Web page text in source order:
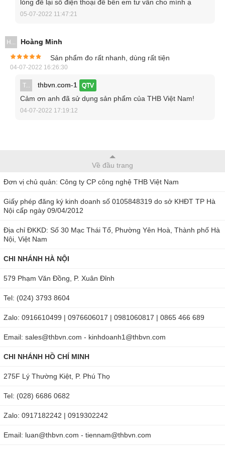
làm việc trong phòng hay đang hoạt động ngoài trời, thiết bị
này đều giúp bạn nắm bắt được nhiệt độ, độ ẩm không
đình và người thân. Hạn chế để xảy ra tình trạng say nắng
khi làm việc ngoài trời.
Ứng dụng của nhiệt ẩm kế RH25
cầm tay Extech
RH25
Để bút đo độ ẩm cầm tay RH25 hoạt động, bạn ấn khởi
động nút nguồn trên thân máy. Sau đó để máy thực hiện
Hold để lưu giữ kết quả đo trên máy.
Cách bảo quản máy đo độ ẩm, nhiệt độ Extech
Extech RH25 có độ bền cao, tuy nhiên bạn cũng cần lưu ý
lòng để lại số điện thoại để bên em tư vấn cho mình ạ
05-07-2022 11:47:21
H...
Hoàng Minh
Sản phẩm đo rất nhanh, dùng rất tiện
04-07-2022 16:26:30
T... thbvn.com-1 QTV
Cảm ơn anh đã sử dụng sản phẩm của THB Việt Nam!
04-07-2022 17:19:12
Về đầu trang
Đơn vị chủ quản: Công ty CP công nghệ THB Việt Nam
Giấy phép đăng ký kinh doanh số 0105848319 do sở KHĐT TP Hà
Nội cấp ngày 09/04/2012
Địa chỉ ĐKKD: Số 30 Mạc Thái Tổ, Phường Yên Hoà, Thành phố Hà
Nội, Việt Nam
CHI NHÁNH HÀ NỘI
579 Phạm Văn Đồng, P. Xuân Đỉnh
Tel: (024) 3793 8604
Zalo: 0916610499 | 0976606017 | 0981060817 | 0865 466 689
Email: sales@thbvn.com - kinhdoanh1@thbvn.com
CHI NHÁNH HỒ CHÍ MINH
275F Lý Thường Kiệt, P. Phú Thọ
Tel: (028) 6686 0682
Zalo: 0917182242 | 0919302242
Email: luan@thbvn.com - tiennam@thbvn.com